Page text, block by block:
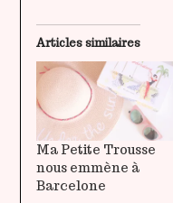
Articles similaires
Ma Petite Trousse
nous emmène à
Barcelone